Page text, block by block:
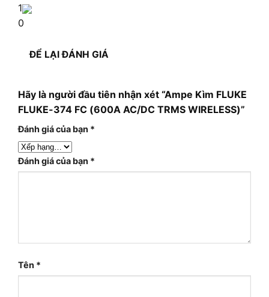
1
0
ĐỂ LẠI ĐÁNH GIÁ
Hãy là người đầu tiên nhận xét “Ampe Kìm FLUKE
FLUKE-374 FC (600A AC/DC TRMS WIRELESS)”
Đánh giá của bạn *
Đánh giá của bạn *
Tên *